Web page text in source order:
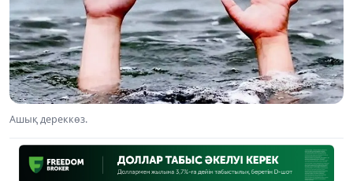
Ашық дереккөз.